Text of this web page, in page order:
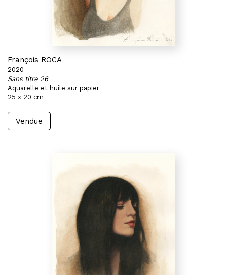
François ROCA
2020
Sans titre 26
Aquarelle et huile sur papier
25 x 20 cm
Vendue